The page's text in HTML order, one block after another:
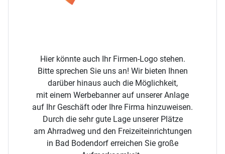
Hier könnte auch Ihr Firmen-Logo stehen.
Bitte sprechen Sie uns an! Wir bieten Ihnen
darüber hinaus auch die Möglichkeit,
mit einem Werbebanner auf unserer Anlage
auf Ihr Geschäft oder Ihre Firma hinzuweisen.
Durch die sehr gute Lage unserer Plätze
am Ahrradweg und den Freizeiteinrichtungen
in Bad Bodendorf erreichen Sie große